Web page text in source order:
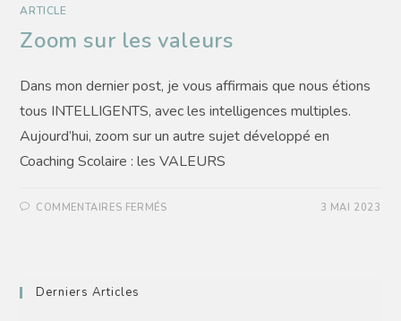
ARTICLE
Zoom sur les valeurs
Dans mon dernier post, je vous affirmais que nous étions
tous INTELLIGENTS, avec les intelligences multiples.
Aujourd’hui, zoom sur un autre sujet développé en
Coaching Scolaire : les VALEURS
COMMENTAIRES FERMÉS 3 MAI 2023
Derniers Articles